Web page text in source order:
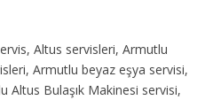
Altus servisleri, Armutlu
Armutlu beyaz eşya servisi,
Altus Bulaşık Makinesi servisi,